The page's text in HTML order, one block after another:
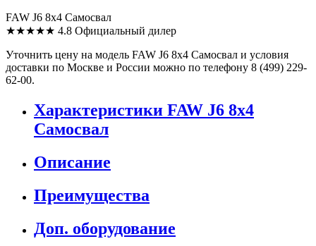
FAW J6 8x4 Самосвал
★★★★★ 4.8 Официальный дилер
Уточнить цену на модель FAW J6 8x4 Самосвал и условия
доставки по Москве и России можно по телефону 8 (499) 229-
62-00.
Характеристики FAW J6 8x4
Самосвал
Описание
Преимущества
Доп. оборудование